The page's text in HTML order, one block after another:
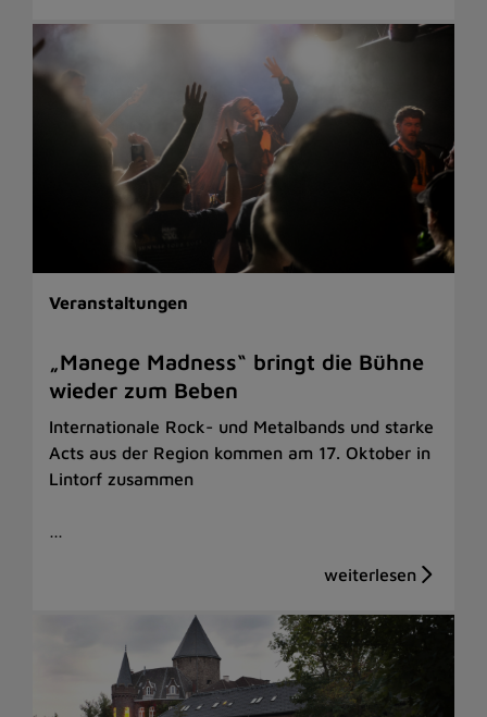
Veranstaltungen
„Manege Madness“ bringt die Bühne
wieder zum Beben
Internationale Rock- und Metalbands und starke
Acts aus der Region kommen am 17. Oktober in
Lintorf zusammen
…